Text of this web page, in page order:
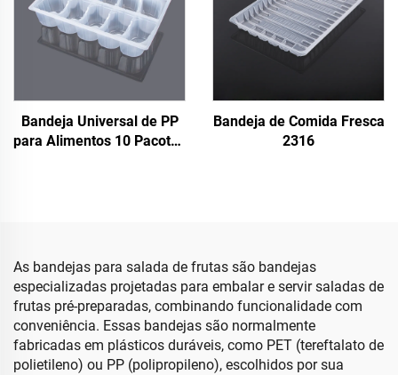
Bandeja Universal de PP
para Alimentos 10 Pacotes
Bandeja de Comida Fresca
2316
As bandejas para salada de frutas são bandejas
especializadas projetadas para embalar e servir saladas de
frutas pré-preparadas, combinando funcionalidade com
conveniência. Essas bandejas são normalmente
fabricadas em plásticos duráveis, como PET (tereftalato de
polietileno) ou PP (polipropileno), escolhidos por sua